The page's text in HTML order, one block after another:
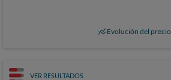
Evolución del precio
VER RESULTADOS